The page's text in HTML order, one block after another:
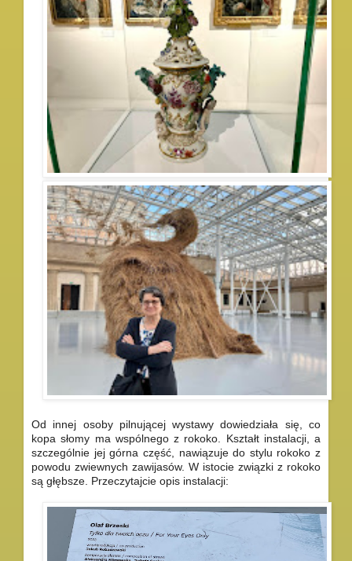
Od innej osoby pilnującej wystawy dowiedziała się, co
kopa słomy ma wspólnego z rokoko. Kształt instalacji, a
szczególnie jej górna część, nawiązuje do stylu rokoko z
powodu zwiewnych zawijasów. W istocie związki z rokoko
są głębsze. Przeczytajcie opis instalacji: